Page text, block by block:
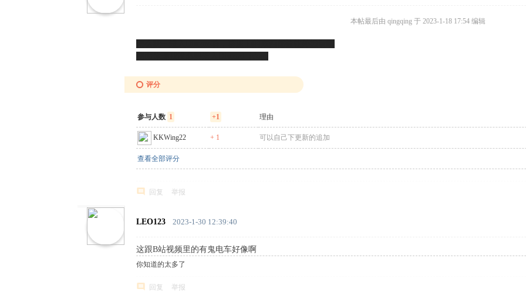
本帖最后由 qingqing 于 2023-1-18 17:54 编辑
评分
参与人数 1 +1 理由
KKWing22 + 1 可以自己下更新的追加
查看全部评分
回复 举报
LEO123 2023-1-30 12:39:40
这跟B站视频里的有鬼电车好像啊
你知道的太多了
回复 举报